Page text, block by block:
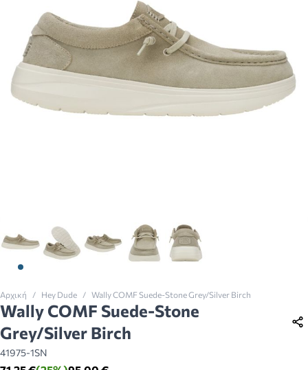
View larger image
View larger imageView larger image
View larger imageView larger image
Αρχική / Hey Dude / Wally COMF Suede-Stone Grey/Silver Birch
Wally COMF Suede-Stone
Grey/Silver Birch
41975-1SN